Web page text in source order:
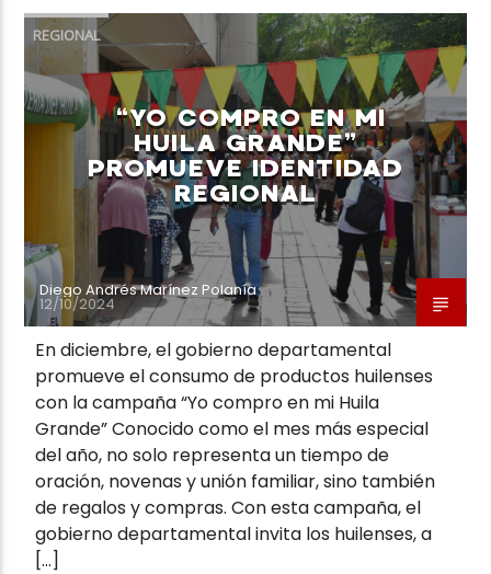
REGIONAL
“YO COMPRO EN MI
HUILA GRANDE”
PROMUEVE IDENTIDAD
REGIONAL
Diego Andrés Marínez Polanía
12/10/2024
En diciembre, el gobierno departamental
promueve el consumo de productos huilenses
con la campaña “Yo compro en mi Huila
Grande” Conocido como el mes más especial
del año, no solo representa un tiempo de
oración, novenas y unión familiar, sino también
de regalos y compras. Con esta campaña, el
gobierno departamental invita los huilenses, a
[…]